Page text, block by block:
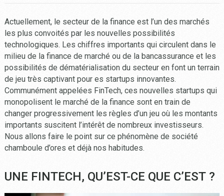
Actuellement, le secteur de la finance est l’un des marchés
les plus convoités par les nouvelles possibilités
technologiques. Les chiffres importants qui circulent dans le
milieu de la finance de marché ou de la bancassurance et les
possibilités de dématérialisation du secteur en font un terrain
de jeu très captivant pour es startups innovantes.
Communément appelées FinTech, ces nouvelles startups qui
monopolisent le marché de la finance sont en train de
changer progressivement les règles d’un jeu où les montants
importants suscitent l’intérêt de nombreux investisseurs.
Nous allons faire le point sur ce phénomène de société
chamboule d’ores et déjà nos habitudes.
UNE FINTECH, QU’EST-CE QUE C’EST ?